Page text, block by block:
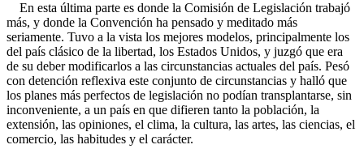
En esta última parte es donde la Comisión de Legislación trabajó
más, y donde la Convención ha pensado y meditado más
seriamente. Tuvo a la vista los mejores modelos, principalmente los
del país clásico de la libertad, los Estados Unidos, y juzgó que era
de su deber modificarlos a las circunstancias actuales del país. Pesó
con detención reflexiva este conjunto de circunstancias y halló que
los planes más perfectos de legislación no podían transplantarse, sin
inconveniente, a un país en que difieren tanto la población, la
extensión, las opiniones, el clima, la cultura, las artes, las ciencias, el
comercio, las habitudes y el carácter.